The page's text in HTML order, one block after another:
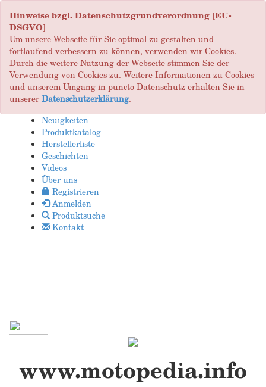
Hinweise bzgl. Datenschutzgrundverordnung [EU-
DSGVO]
Um unsere Webseite für Sie optimal zu gestalten und
fortlaufend verbessern zu können, verwenden wir Cookies.
Durch die weitere Nutzung der Webseite stimmen Sie der
Verwendung von Cookies zu. Weitere Informationen zu Cookies
und unserem Umgang in puncto Datenschutz erhalten Sie in
unsererDatenschutzerklärung.
Neuigkeiten
Produktkatalog
Herstellerliste
Geschichten
Videos
Über uns
Registrieren
Anmelden
Produktsuche
Kontakt
www.motopedia.info